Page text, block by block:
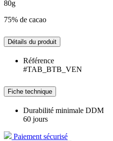
80g
75% de cacao
Détails du produit
Référence
#TAB_BTB_VEN
Fiche technique
Durabilité minimale DDM
60 jours
Paiement sécurisé